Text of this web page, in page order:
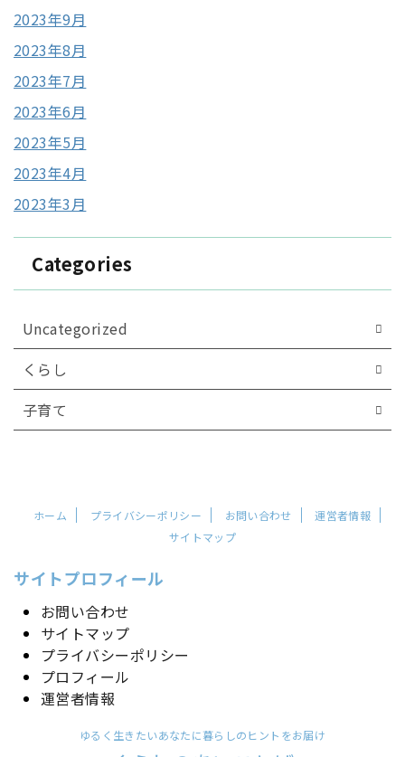
2023年9月
2023年8月
2023年7月
2023年6月
2023年5月
2023年4月
2023年3月
Categories
Uncategorized
くらし
子育て
ホーム プライバシーポリシー お問い合わせ
運営者情報
サイトマップ
サイトプロフィール
お問い合わせ
サイトマップ
プライバシーポリシー
プロフィール
運営者情報
ゆるく生きたいあなたに暮らしのヒントをお届け